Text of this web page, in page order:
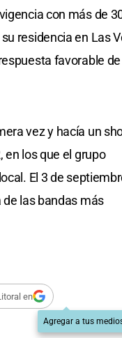
con más de
residencia en Las
favorable de
vez y hacía un
en los que el grupo
El 3 de
las bandas más
en
Agregar a tus